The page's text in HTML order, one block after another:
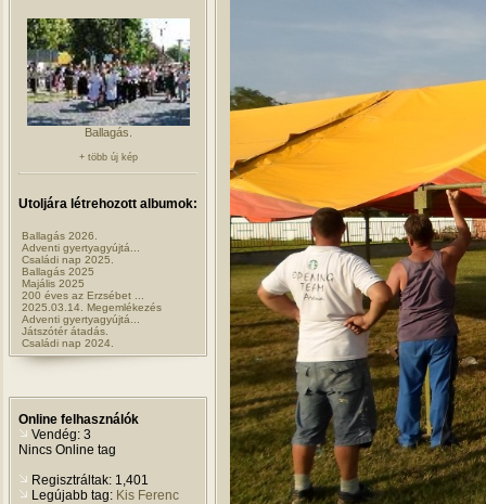
Ballagás.
+ több új kép
Utoljára létrehozott albumok:
Ballagás 2026.
Adventi gyertyagyújtá...
Családi nap 2025.
Ballagás 2025
Majális 2025
200 éves az Erzsébet ...
2025.03.14. Megemlékezés
Adventi gyertyagyújtá...
Játszótér átadás.
Családi nap 2024.
Online felhasználók
Vendég: 3
Nincs Online tag
Regisztráltak: 1,401
Legújabb tag: Kis Ferenc